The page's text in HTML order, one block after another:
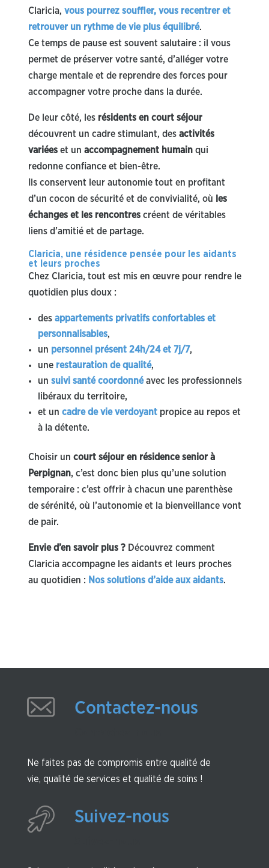
Claricia, vous pourrez souffler, vous recentrer et
retrouver un rythme de vie plus équilibré.
Ce temps de pause est souvent salutaire : il vous
permet de préserver votre santé, d’alléger votre
charge mentale et de reprendre des forces pour
accompagner votre proche dans la durée.
De leur côté, les résidents en court séjour
découvrent un cadre stimulant, des activités
variéeset un accompagnement humainqui
redonne confiance et bien-être.
Ils conservent leur autonomie tout en profitant
d’un cocon de sécurité et de convivialité, où les
échanges et les rencontrescréent de véritables
liens d’amitié et de partage.
Claricia, une résidence pensée pour les aidants
et leurs proches
Chez Claricia, tout est mis en œuvre pour rendre le
quotidien plus doux :
des appartements privatifs confortables et
personnalisables,
un personnel présent 24h/24 et 7j/7,
une restauration de qualité,
un suivi santé coordonnéavec les professionnels
libéraux du territoire,
et un cadre de vie verdoyantpropice au repos et
à la détente.
Choisir un court séjour en résidence senior à
Perpignan, c’est donc bien plus qu’une solution
temporaire : c’est offrir à chacun une parenthèse
de sérénité, où l’autonomie et la bienveillance vont
de pair.
Envie d’en savoir plus ?Découvrez comment
Claricia accompagne les aidants et leurs proches
au quotidien : Nos solutions d’aide aux aidants.
Contactez-nous
Ne faites pas de compromis entre qualité de
vie, qualité de services et qualité de soins !
Suivez-nous